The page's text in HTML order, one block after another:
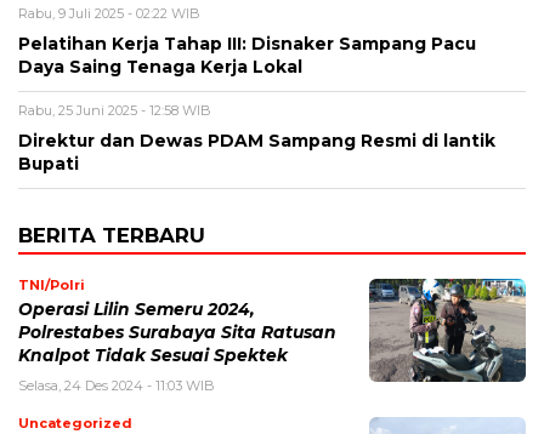
Rabu, 9 Juli 2025 - 02:22 WIB
Pelatihan Kerja Tahap III: Disnaker Sampang Pacu
Daya Saing Tenaga Kerja Lokal
Rabu, 25 Juni 2025 - 12:58 WIB
Direktur dan Dewas PDAM Sampang Resmi di lantik
Bupati
BERITA TERBARU
TNI/Polri
Operasi Lilin Semeru 2024,
Polrestabes Surabaya Sita Ratusan
Knalpot Tidak Sesuai Spektek
Selasa, 24 Des 2024 - 11:03 WIB
Uncategorized